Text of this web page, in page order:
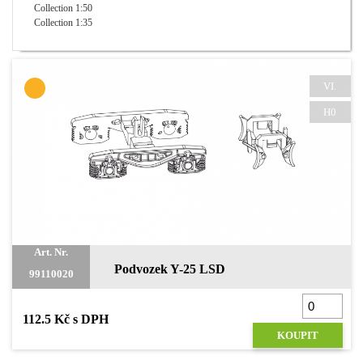
Collection 1:50
Collection 1:35
VI.
H0
Art. Nr.
99110020
Podvozek Y-25 LSD
112.5 Kč s DPH
KOUPIT